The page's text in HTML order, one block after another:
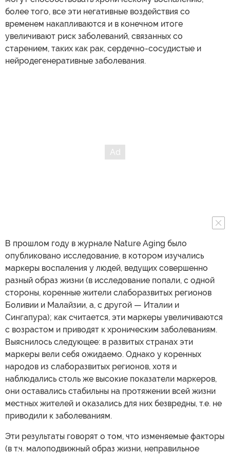
более того, все эти негативные воздействия со
временем накапливаются и в конечном итоге
увеличивают риск заболеваний, связанных со
старением, таких как рак, сердечно-сосудистые и
нейродегенеративные заболевания.
В прошлом году в журнале Nature Aging было
опубликовано исследование, в котором изучались
маркеры воспаления у людей, ведущих совершенно
разный образ жизни (в исследование попали, с одной
стороны, коренные жители слаборазвитых регионов
Боливии и Малайзии, а, с другой — Италии и
Сингапура); как считается, эти маркеры увеличиваются
с возрастом и приводят к хроническим заболеваниям.
Выяснилось следующее: в развитых странах эти
маркеры вели себя ожидаемо. Однако у коренных
народов из слаборазвитых регионов, хотя и
наблюдались столь же высокие показатели маркеров,
они оставались стабильны на протяжении всей жизни
местных жителей и оказались для них безвредны, т.е. не
приводили к заболеваниям.
Эти результаты говорят о том, что изменяемые факторы
(в т.ч. малоподвижный образ жизни, неправильное